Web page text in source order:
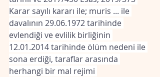
Karar sayılı kararı ile; muris ... ile
davalının 29.06.1972 tarihinde
evlendiği ve evlilik birliğinin
12.01.2014 tarihinde ölüm nedeni ile
sona erdiği, taraflar arasında
herhangi bir mal rejimi